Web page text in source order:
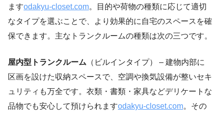
ますodakyu-closet.com。目的や荷物の種類に応じて適切
なタイプを選ぶことで、より効果的に自宅のスペースを確
保できます。主なトランクルームの種類は次の三つです。
屋内型トランクルーム （ビルインタイプ） – 建物内部に
区画を設けた収納スペースで、空調や換気設備が整いセキ
ュリティも万全です。衣類・書類・家具などデリケートな
品物でも安心して預けられますodakyu-closet.com。その